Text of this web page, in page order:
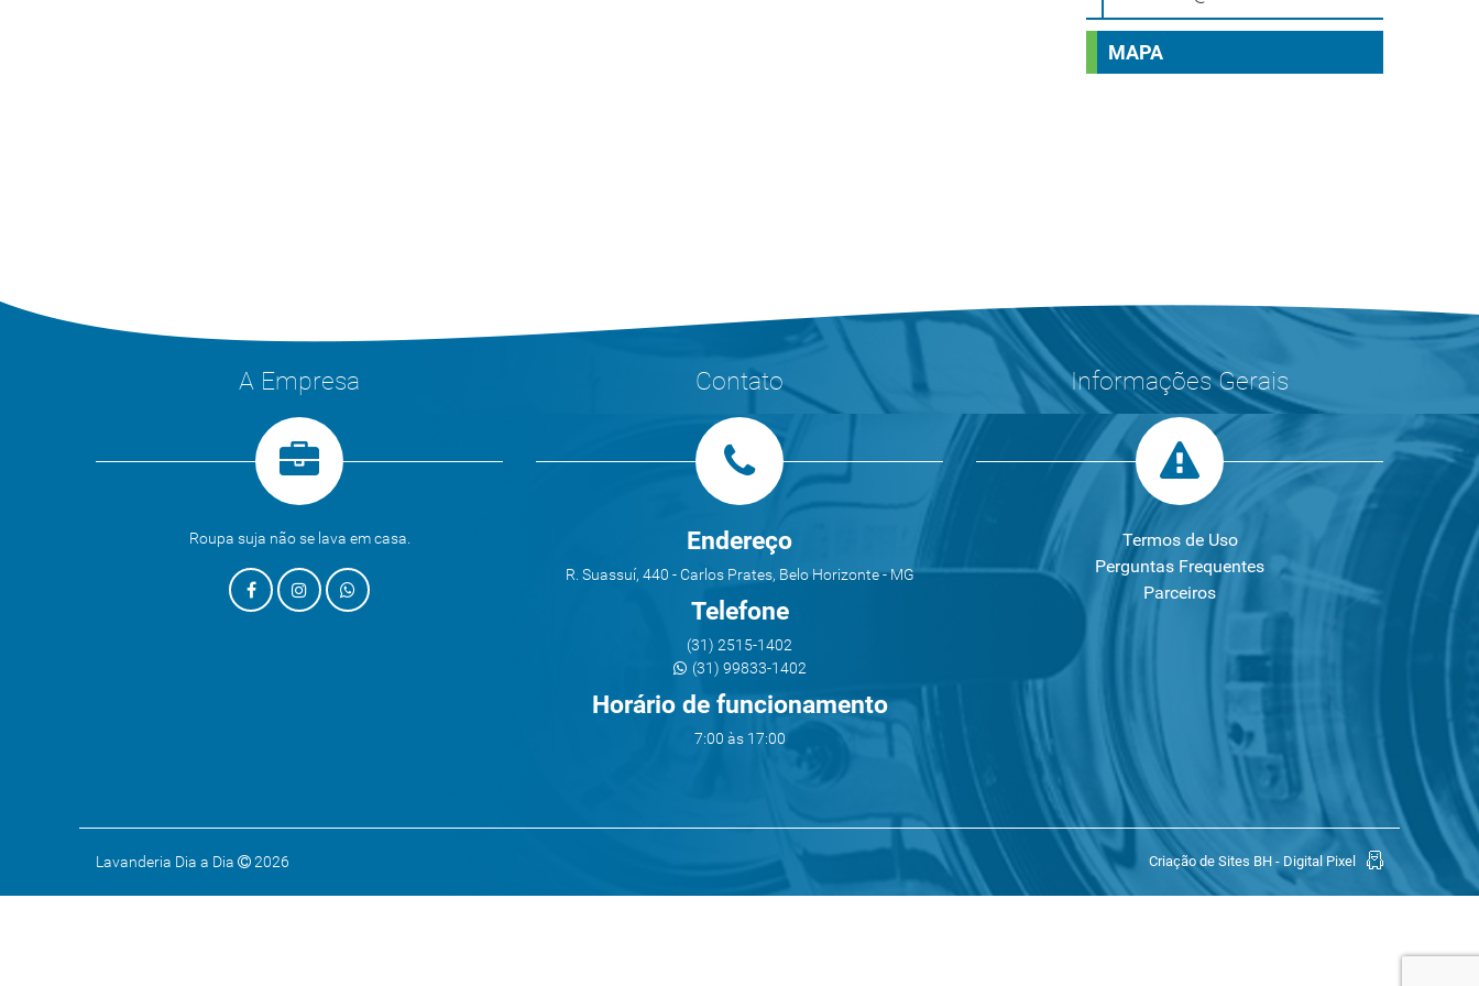
MAPA
A Empresa
Roupa suja não se lava em casa.
Contato
Endereço
R. Suassuí, 440 - Carlos Prates, Belo Horizonte - MG
Telefone
(31) 2515-1402
(31) 99833-1402
Horário de funcionamento
7:00 às 17:00
Informações Gerais
Termos de Uso
Perguntas Frequentes
Parceiros
Lavanderia Dia a Dia 2026 Criação de Sites BH - Digital Pixel